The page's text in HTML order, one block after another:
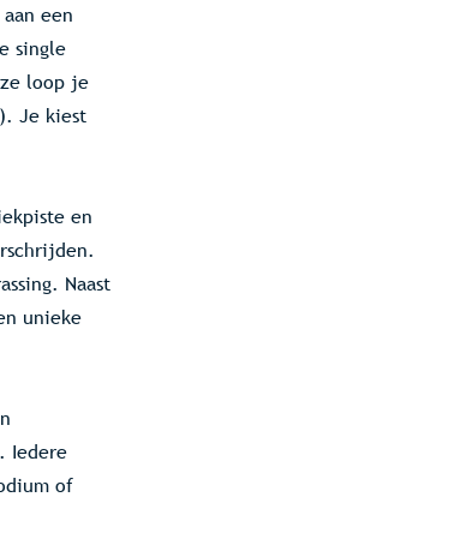
een
single
loop je
Je kiest
en
Naast
unieke
Iedere
of